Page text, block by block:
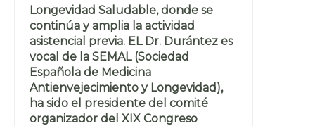
Longevidad Saludable, donde se
continúa y amplia la actividad
asistencial previa. EL Dr. Durántez es
vocal de la SEMAL (Sociedad
Española de Medicina
Antienvejecimiento y Longevidad),
ha sido el presidente del comité
organizador del XIX Congreso